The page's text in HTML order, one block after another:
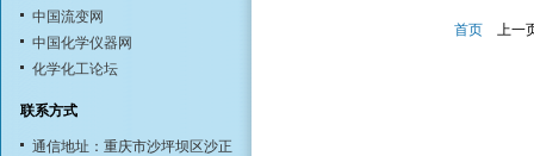
中国流变网
中国化学仪器网
化学化工论坛
联系方式
通信地址：重庆市沙坪坝区沙正
首页 上一